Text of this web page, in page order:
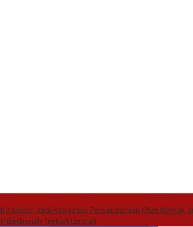
Kampar Jadi Kekuatan Persaudaraan Olah Minyak
Berbenah Terkait Limbah